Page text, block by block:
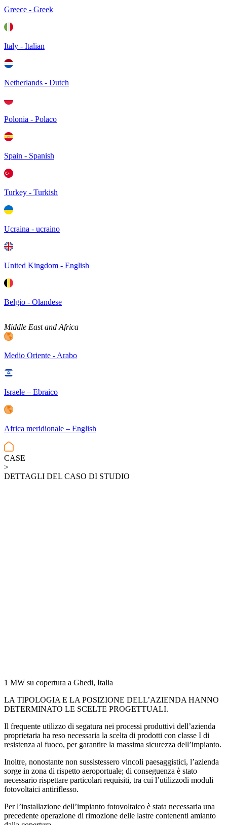
Greece - Greek
Italy - Italian
Netherlands - Dutch
Polonia - Polaco
Spain - Spanish
Turkey - Turkish
Ucraina - ucraino
United Kingdom - English
Belgio - Olandese
Middle East and Africa
Medio Oriente - Arabo
Israele – Ebraico
Africa meridionale – English
CASE
>
DETTAGLI DEL CASO DI STUDIO
1 MW su copertura a Ghedi, Italia
LA TIPOLOGIA E LA POSIZIONE DELL’AZIENDA HANNO
DETERMINATO LE SCELTE PROGETTUALI.
Il frequente utilizzo di segatura nei processi produttivi dell’azienda
proprietaria ha reso necessaria la scelta di prodotti con classe I di
resistenza al fuoco, per garantire la massima sicurezza dell’impianto.
Inoltre, nonostante non sussistessero vincoli paesaggistici, l’azienda
sorge in zona di rispetto aeroportuale; di conseguenza è stato
necessario rispettare particolari requisiti, tra cui l’utilizzodi moduli
fotovoltaici antiriflesso.
Per l’installazione dell’impianto fotovoltaico è stata necessaria una
precedente operazione di rimozione delle lastre contenenti amianto